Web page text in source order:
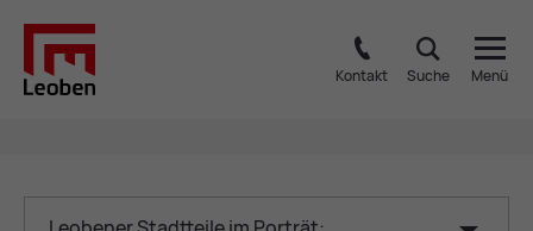
Kontakt Suche Menü